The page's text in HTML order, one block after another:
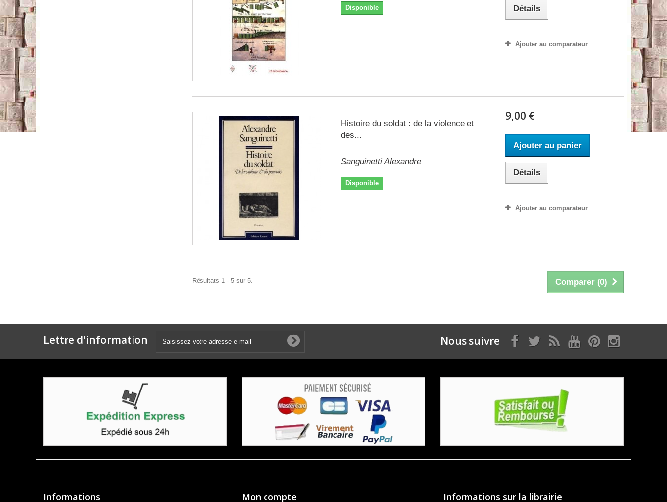
Disponible Détails
Ajouter au comparateur
Histoire du soldat : de la violence et
des...
Sanguinetti Alexandre
Disponible
9,00 €
Ajouter au panier
Détails
Ajouter au comparateur
Comparer (0)
Résultats 1 - 5 sur 5.
Lettre d'information Nous suivre
Informations Mon compte Informations sur la librairie